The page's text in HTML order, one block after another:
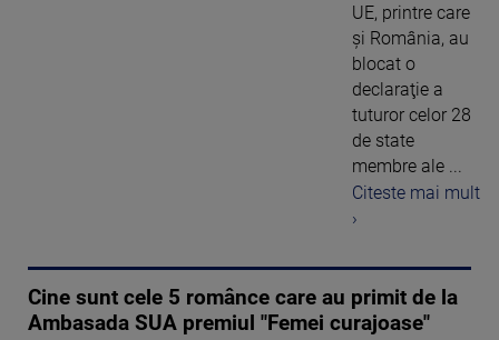
UE, printre care
și România, au
blocat o
declaraţie a
tuturor celor 28
de state
membre ale ...
Citeste mai mult
›
Cine sunt cele 5 românce care au primit de la
Ambasada SUA premiul "Femei curajoase"